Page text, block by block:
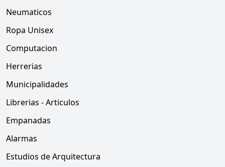
Neumaticos
Ropa Unisex
Computacion
Herrerias
Municipalidades
Librerias - Articulos
Empanadas
Alarmas
Estudios de Arquitectura